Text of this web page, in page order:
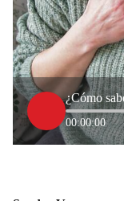
00:00:00